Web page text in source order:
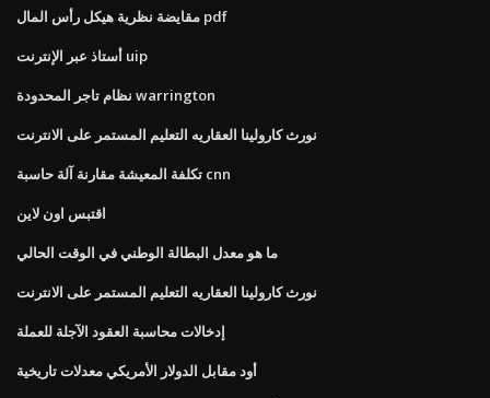
مقايضة نظرية هيكل رأس المال pdf
أستاذ عبر الإنترنت uip
نظام تاجر المحدودة warrington
نورث كارولينا العقاريه التعليم المستمر على الانترنت
تكلفة المعيشة مقارنة آلة حاسبة cnn
اقتبس اون لاين
ما هو معدل البطالة الوطني في الوقت الحالي
نورث كارولينا العقاريه التعليم المستمر على الانترنت
إدخالات محاسبة العقود الآجلة للعملة
أود مقابل الدولار الأمريكي معدلات تاريخية